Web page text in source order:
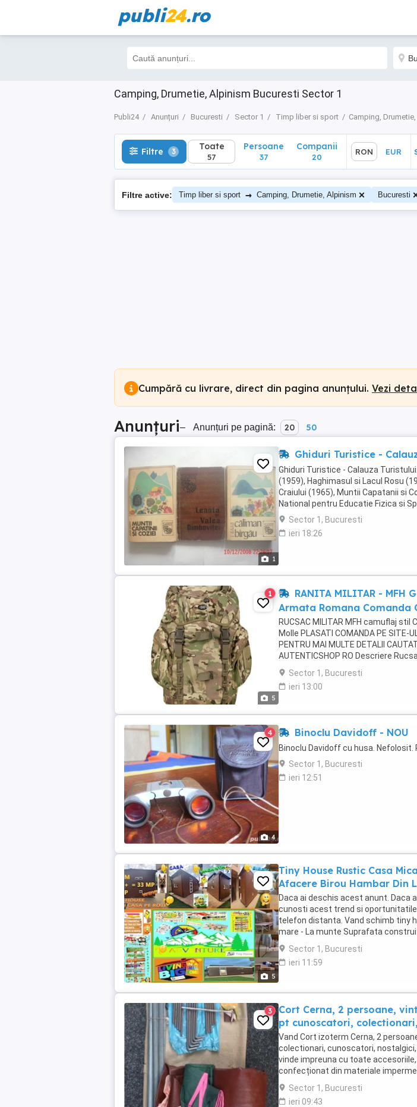
publi24.ro
Camping, Drumetie, Alpinism Bucuresti Sector 1
Publi24 Anunțuri Bucuresti Sector 1 Timp liber si sport Camping,
Filtre 3 Toate
57
Filtre 3 Toate
57
Persoane
37
Companii
20
RON EUR
Filtre active: Timp liber si sport → Camping, Drumetie, Alpinism Bucuresti
Cumpără cu livrare, direct din pagina anunțului. Vezi
Anunțuri– Anunțuri pe pagină: 20 50
1
Ghiduri Turistice -
Ghiduri Turistice - Calauza
(1959), Haghimasul si Lacul Rosu
Craiului (1965), Muntii Capatanii si
National pentru Educatie Fizica si
Sector 1, Bucuresti
ieri 18:26
5
1
RANITA MILITAR - MFH
Armata Romana Comanda
RUCSAC MILITAR MFH camuflaj
Molle PLASATI COMANDA PE SITE-
PENTRU MAI MULTE DETALII
AUTENTICSHOP RO Descriere
dimensiuni medii cu sistem MOLLE
Sector 1, Bucuresti
ieri 13:00
4
4 Binoclu Davidoff - NOU
Binoclu Davidoff cu husa.
Sector 1, Bucuresti
ieri 12:51
5
Tiny House Rustic Casa
Afacere Birou Hambar Din
Daca ai deschis acest anunt. Daca
cunosti acest trend si oportunitatile
telefon distanta. Vand schimb tiny
mare - La munte Suprafata
2,55 m X HH 3,2 ...
Sector 1, Bucuresti
ieri 11:59
3
Cort Cerna, 2 persoane,
pt cunoscatori,
Vand Cort izoterm Cerna, 2
colectionari, cunoscatori,
vinde impreuna cu toate
confecționat din materiale
achiziționat impreună ...
Sector 1, Bucuresti
ieri 09:43